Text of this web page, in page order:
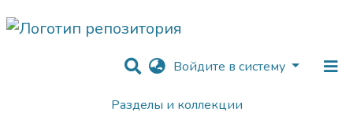
Войдите в систему
Разделы и коллекции
Статистика